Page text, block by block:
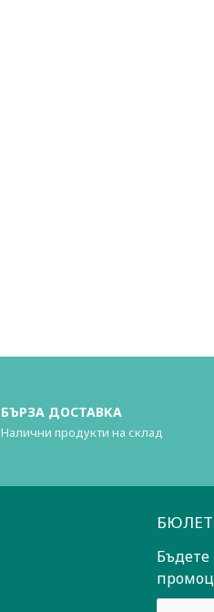
БЪРЗА ДОСТАВКА
Налични продукти на склад